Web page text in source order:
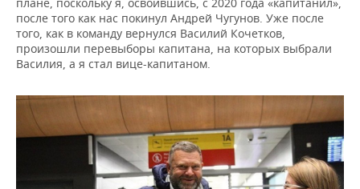
плане, поскольку я, освоившись, с 2020 года «капитанил»,
после того как нас покинул Андрей Чугунов. Уже после
того, как в команду вернулся Василий Кочетков,
произошли перевыборы капитана, на которых выбрали
Василия, а я стал вице-капитаном.